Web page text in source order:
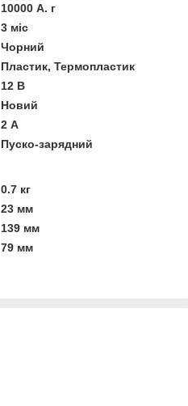
10000 А. г
3 міс
Чорний
Пластик, Термопластик
12 В
Новий
2 А
Пуско-зарядний
0.7 кг
23 мм
139 мм
79 мм